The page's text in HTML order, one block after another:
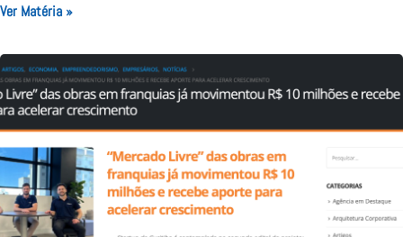
Ver Matéria »